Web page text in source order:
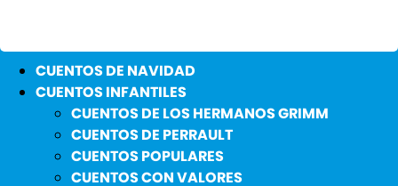
CUENTOS DE NAVIDAD
CUENTOS INFANTILES
CUENTOS DE LOS HERMANOS GRIMM
CUENTOS DE PERRAULT
CUENTOS POPULARES
CUENTOS CON VALORES